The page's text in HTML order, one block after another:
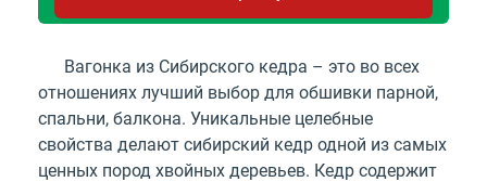
Вагонка из Сибирского кедра – это во всех
отношениях лучший выбор для обшивки парной,
спальни, балкона. Уникальные целебные
свойства делают сибирский кедр одной из самых
ценных пород хвойных деревьев. Кедр содержит